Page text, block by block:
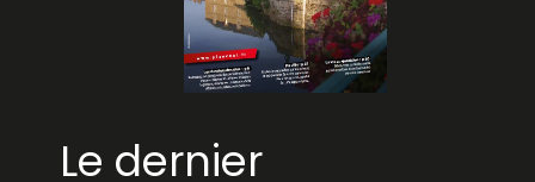
Le dernier